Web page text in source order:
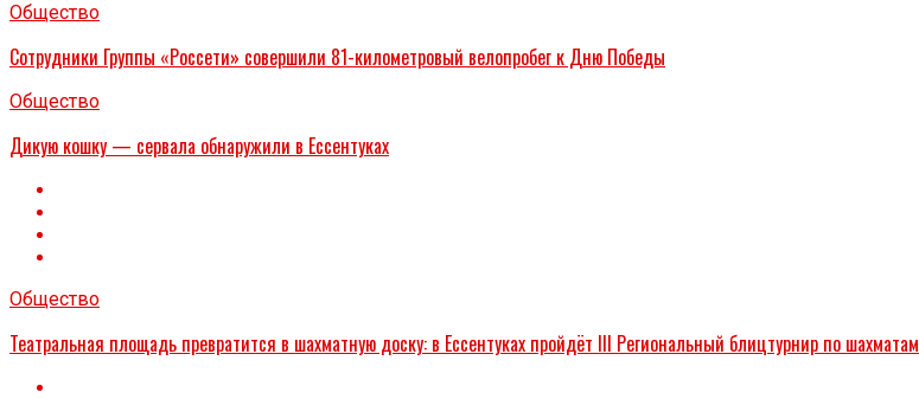
Общество
Сотрудники Группы «Россети» совершили 81-километровый велопробег к Дню Победы
Общество
Дикую кошку — сервала обнаружили в Ессентуках
Общество
Театральная площадь превратится в шахматную доску: в Ессентуках пройдёт III Региональный блицтурнир по шахматам